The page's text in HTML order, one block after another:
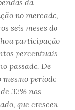
da
no mercado,
seis meses do
participação
percentuais
passado. De
mesmo período
33% nas
que cresceu